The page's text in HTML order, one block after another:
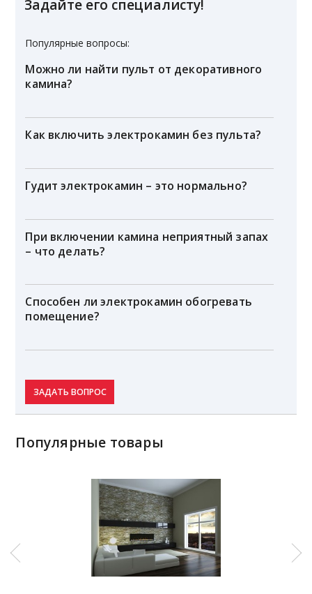
Задайте его специалисту!
Популярные вопросы:
Можно ли найти пульт от декоративного
камина?
Как включить электрокамин без пульта?
Гудит электрокамин – это нормально?
При включении камина неприятный запах
– что делать?
Способен ли электрокамин обогревать
помещение?
ЗАДАТЬ ВОПРОС
Популярные товары